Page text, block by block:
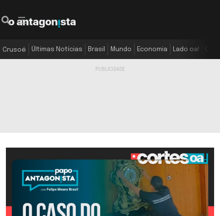
Crusoé Últimas Notícias Brasil Mundo Economia Lado oa!